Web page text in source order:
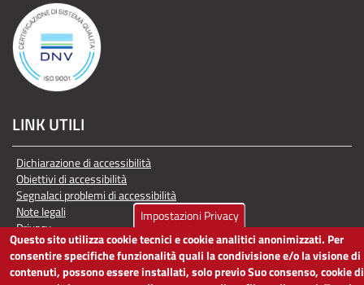
LINK UTILI
Dichiarazione di accessibilità
Obiettivi di accessibilità
Segnalaci problemi di accessibilità
Note legali
Privacy
Accesso riservato
ACCESSIBILITÀ
Impostazioni Privacy
Questo sito utilizza cookie tecnici e cookie analitici anonimizzati. Per
consentire specifiche funzionalità quali la condivisione e/o la visione di
contenuti, possono essere installati, solo previo Suo consenso, cookie di